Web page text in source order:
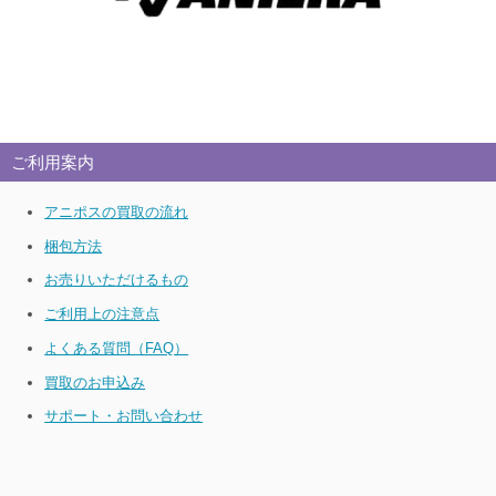
ご利用案内
アニポスの買取の流れ
梱包方法
お売りいただけるもの
ご利用上の注意点
よくある質問（FAQ）
買取のお申込み
サポート・お問い合わせ